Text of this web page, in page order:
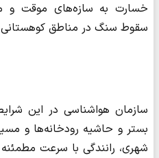
خسارت به سازه‌های موقت و
سقوط سنگ در مناطق کوهستانی
سازمان هواشناسی در این
بستر و حاشیه رودخانه‌ها و
شهری، رانندگی با سرعت